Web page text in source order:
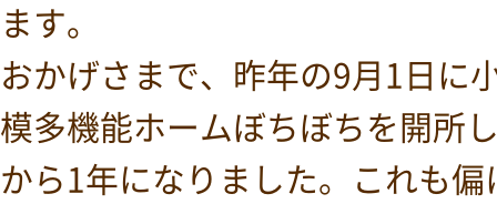
ます。
おかげさまで、昨年の9月1日に
模多機能ホームぼちぼちを開所
から1年になりました。これも偏